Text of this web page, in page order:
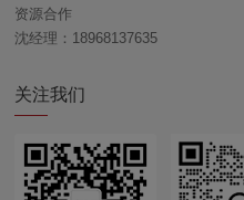
资源合作
沈经理：18968137635
关注我们